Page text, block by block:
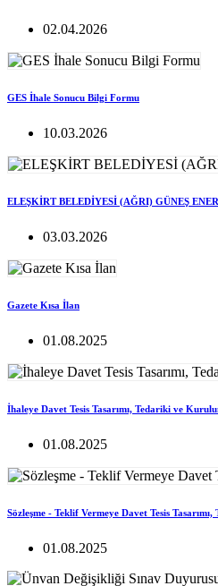
02.04.2026
GES İhale Sonucu Bilgi Formu
10.03.2026
ELEŞKİRT BELEDİYESİ (AĞRI) GÜNEŞ
03.03.2026
Gazete Kısa İlan
01.08.2025
İhaleye Davet Tesis Tasarımı, Tedariki ve
01.08.2025
Sözleşme - Teklif Vermeye Davet Tesis
01.08.2025